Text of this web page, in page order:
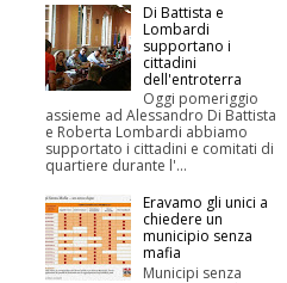
Di Battista e
Lombardi
supportano i
cittadini
dell'entroterra
Oggi pomeriggio
assieme ad Alessandro Di Battista
e Roberta Lombardi abbiamo
supportato i cittadini e comitati di
quartiere durante l'...
Eravamo gli unici a
chiedere un
municipio senza
mafia
Municipi senza